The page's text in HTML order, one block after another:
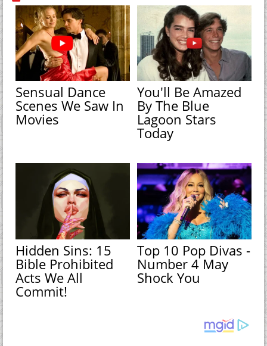
Sensual Dance
Scenes We Saw In
Movies
You'll Be Amazed
By The Blue
Lagoon Stars
Today
Hidden Sins: 15
Bible Prohibited
Acts We All
Commit!
Top 10 Pop Divas -
Number 4 May
Shock You